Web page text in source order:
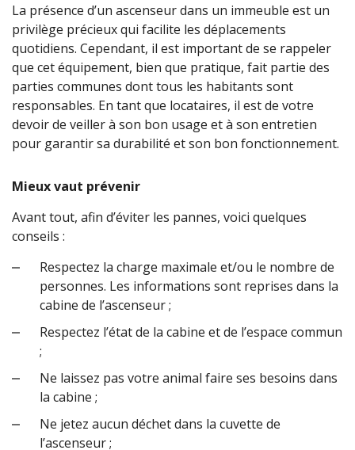
La présence d’un ascenseur dans un immeuble est un
privilège précieux qui facilite les déplacements
quotidiens. Cependant, il est important de se rappeler
que cet équipement, bien que pratique, fait partie des
parties communes dont tous les habitants sont
responsables. En tant que locataires, il est de votre
devoir de veiller à son bon usage et à son entretien
pour garantir sa durabilité et son bon fonctionnement.
Mieux vaut prévenir
Avant tout, afin d’éviter les pannes, voici quelques
conseils :
Respectez la charge maximale et/ou le nombre de
personnes. Les informations sont reprises dans la
cabine de l’ascenseur ;
Respectez l’état de la cabine et de l’espace commun
;
Ne laissez pas votre animal faire ses besoins dans
la cabine ;
Ne jetez aucun déchet dans la cuvette de
l’ascenseur ;